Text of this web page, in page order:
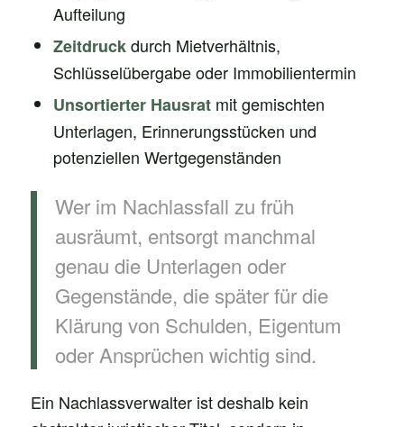
Aufteilung
Zeitdruckdurch Mietverhältnis,
Schlüsselübergabe oder Immobilientermin
Unsortierter Hausratmit gemischten
Unterlagen, Erinnerungsstücken und
potenziellen Wertgegenständen
Wer im Nachlassfall zu früh
ausräumt, entsorgt manchmal
genau die Unterlagen oder
Gegenstände, die später für die
Klärung von Schulden, Eigentum
oder Ansprüchen wichtig sind.
Ein Nachlassverwalter ist deshalb kein